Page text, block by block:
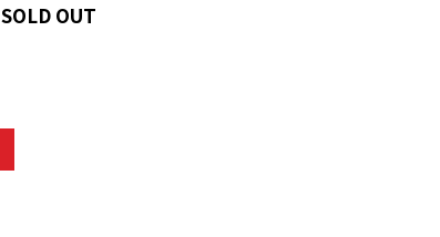
SOLD OUT